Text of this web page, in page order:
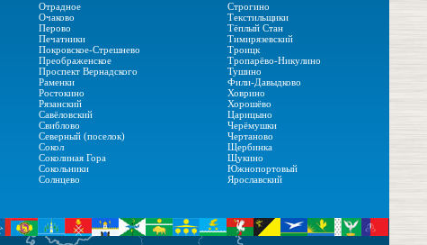
Отрадное
Очаково
Перово
Печатники
Покровское-Стрешнево
Преображенское
Проспект Вернадского
Раменки
Ростокино
Рязанский
Савёловский
Свиблово
Северный (поселок)
Сокол
Соколиная Гора
Сокольники
Солнцево
Строгино
Текстильщики
Тёплый Стан
Тимирязевский
Троицк
Тропарёво-Никулино
Тушино
Фили-Давыдково
Ховрино
Хорошёво
Царицыно
Черёмушки
Чертаново
Щербинка
Щукино
Южнопортовый
Ярославский